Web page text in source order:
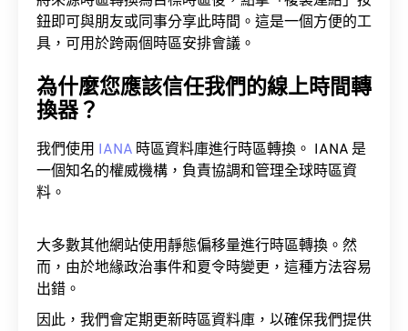
鈕即可與朋友或同事分享此時間。這是一個方便的工
具，可用於跨兩個時區安排會議。
為什麼您應該信任我們的線上時間轉
換器？
我們使用 IANA 時區資料庫進行時區轉換。 IANA 是
一個知名的權威機構，負責協調和管理全球時區資
料。
大多數其他網站使用靜態偏移量進行時區轉換。然
而，由於地緣政治事件和夏令時變更，這種方法容易
出錯。
因此，我們會定期更新時區資料庫，以確保我們提供